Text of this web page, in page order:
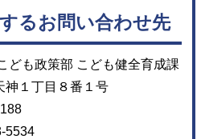
るお問い合わせ先
ども政策部 こども健全育成課
神１丁目８番１号
5534